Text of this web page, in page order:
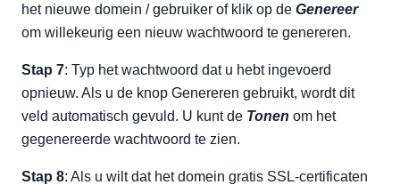
het nieuwe domein / gebruiker of klik op de Genereer
om willekeurig een nieuw wachtwoord te genereren.
Stap 7: Typ het wachtwoord dat u hebt ingevoerd
opnieuw. Als u de knop Genereren gebruikt, wordt dit
veld automatisch gevuld. U kunt de Tonen om het
gegenereerde wachtwoord te zien.
Stap 8: Als u wilt dat het domein gratis SSL-certificaten